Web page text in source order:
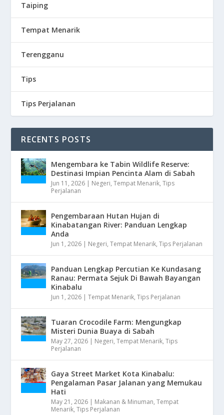
Taiping
Tempat Menarik
Terengganu
Tips
Tips Perjalanan
RECENTS POSTS
Mengembara ke Tabin Wildlife Reserve:
Destinasi Impian Pencinta Alam di Sabah
Jun 11, 2026 | Negeri,Tempat Menarik,Tips
Perjalanan
Pengembaraan Hutan Hujan di
Kinabatangan River: Panduan Lengkap
Anda
Jun 1, 2026 | Negeri,Tempat Menarik,Tips Perjalanan
Panduan Lengkap Percutian Ke Kundasang
Ranau: Permata Sejuk Di Bawah Bayangan
Kinabalu
Jun 1, 2026 |Tempat Menarik,Tips Perjalanan
Tuaran Crocodile Farm: Mengungkap
Misteri Dunia Buaya di Sabah
May 27, 2026 | Negeri,Tempat Menarik,Tips
Perjalanan
Gaya Street Market Kota Kinabalu:
Pengalaman Pasar Jalanan yang Memukau
Hati
May 21, 2026 | Makanan & Minuman,Tempat
Menarik,Tips Perjalanan